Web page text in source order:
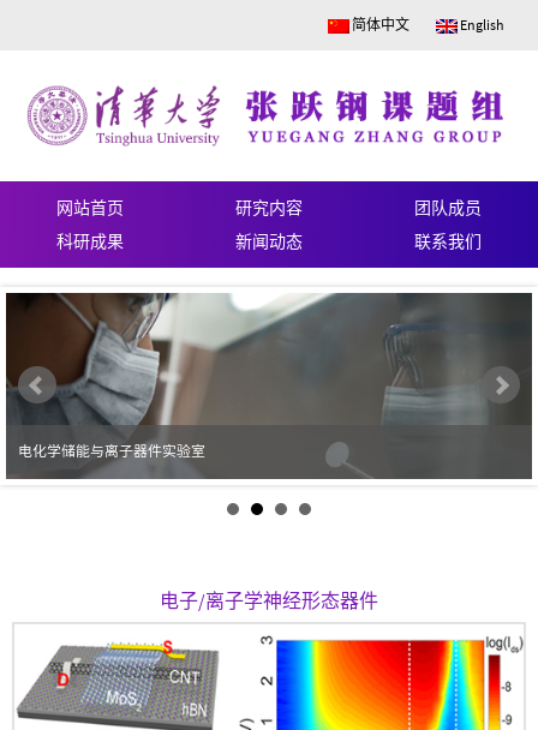
简体中文 English
网站首页 研究内容
团队成员
科研成果
新闻动态 联系我们
电化学储能与离子器件实验室
电子/离子学神经形态器件